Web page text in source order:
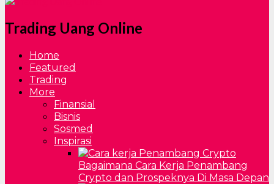
Trading Uang Online
Home
Featured
Trading
More
Finansial
Bisnis
Sosmed
Inspirasi
Bagaimana Cara Kerja Penambang
Crypto dan Prospeknya Di Masa Depan